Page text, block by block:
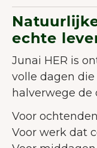
echte
Junai HER is
volle dagen
halverwege
Voor
Voor werk dat